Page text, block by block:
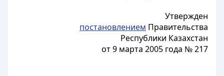
Утвержден
постановлением Правительства
Республики Казахстан
от 9 марта 2005 года № 217